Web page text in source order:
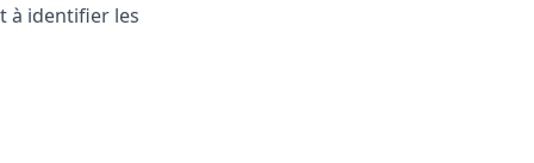
à identifier les